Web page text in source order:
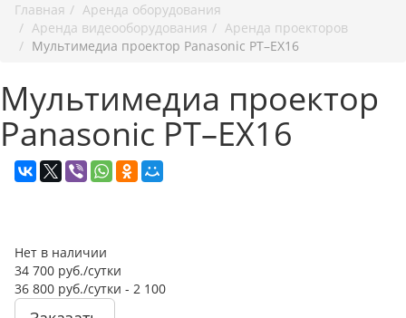
Главная
Аренда оборудования
Аренда видеооборудования
Аренда проекторов
Мультимедиа проектор Panasonic PT–EX16
Мультимедиа проектор
Panasonic PT–EX16
Нет в наличии
34 700 руб./сутки
36 800 руб./сутки - 2 100